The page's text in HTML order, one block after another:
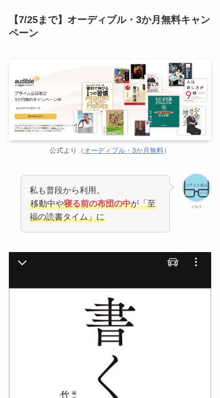
【7/25まで】オーディブル・3か月無料キャン
ペーン
公式より（オーディブル・3か月無料）
パパ
私も普段から利用。
移動中や寝る前の布団の中が「至
福の読書タイム」に